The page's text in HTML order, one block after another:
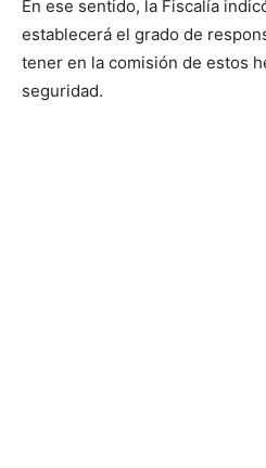
En ese sentido, la Fiscalía
establecerá el grado de
tener en la comisión de estos
seguridad.